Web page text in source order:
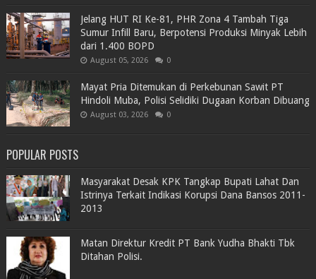
Jelang HUT RI Ke-81, PHR Zona 4 Tambah Tiga
Sumur Infill Baru, Berpotensi Produksi Minyak Lebih
dari 1.400 BOPD
August 05, 2026 0
Mayat Pria Ditemukan di Perkebunan Sawit PT
Hindoli Muba, Polisi Selidiki Dugaan Korban Dibuang
August 03, 2026 0
POPULAR POSTS
Masyarakat Desak KPK Tangkap Bupati Lahat Dan
Istrinya Terkait Indikasi Korupsi Dana Bansos 2011-
2013
Matan Direktur Kredit PT Bank Yudha Bhakti Tbk
Ditahan Polisi.